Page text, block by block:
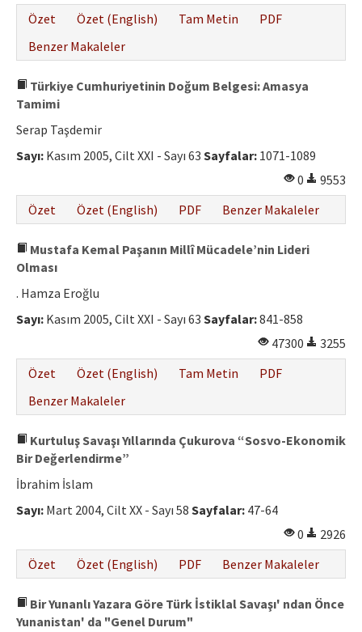
Özet
Özet (English) Tam Metin
PDF
Benzer Makaleler
Türkiye Cumhuriyetinin Doğum Belgesi: Amasya
Tamimi
Serap Taşdemir
Sayı: Kasım 2005, Cilt XXI - Sayı 63 Sayfalar: 1071-1089
0
9553
Özet
Özet (English) PDF Benzer Makaleler
Mustafa Kemal Paşanın Millî Mücadele’nin Lideri
Olması
. Hamza Eroğlu
Sayı: Kasım 2005, Cilt XXI - Sayı 63 Sayfalar:841-858
47300
3255
Özet
Özet (English) Tam Metin
PDF
Benzer Makaleler
Kurtuluş Savaşı Yıllarında Çukurova “Sosvo-Ekonomik
Bir Değerlendirme”
İbrahim İslam
Sayı: Mart 2004, Cilt XX - Sayı 58 Sayfalar: 47-64
0
2926
Özet
Özet (English) PDF Benzer Makaleler
Bir Yunanlı Yazara Göre Türk İstiklal Savaşı' ndan Önce
Yunanistan' da "Genel Durum"